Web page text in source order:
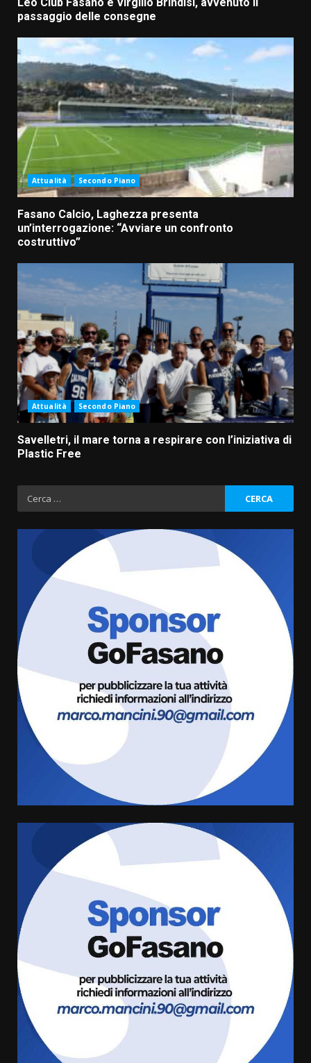
passaggio delle consegne
Attualità Secondo Piano
Fasano Calcio, Laghezza presenta
un’interrogazione: “Avviare un confronto
costruttivo”
Attualità Secondo Piano
Savelletri, il mare torna a respirare con l’iniziativa di
Plastic Free
Ricerca
per:
Fasanese ferito a colpi di arma
da fuoco
6 Agosto 2026 18:13
Carta d’identità: continua il piano
di aperture straordinarie del
Comune di Fasano
cittadina di Fratelli d’Italia,
pronta a tornare in Consiglio
comunale
6 Agosto 2026 08:00
Cura dei beni comuni e
cittadinanza attiva: online
l’avviso per la gestione
condivisa della Villetta di
Laureto
La magia del Minareto e la prima
assoluta de “L’Albergo
Belvedere. Il rapimento”
6 Agosto 2026 06:15